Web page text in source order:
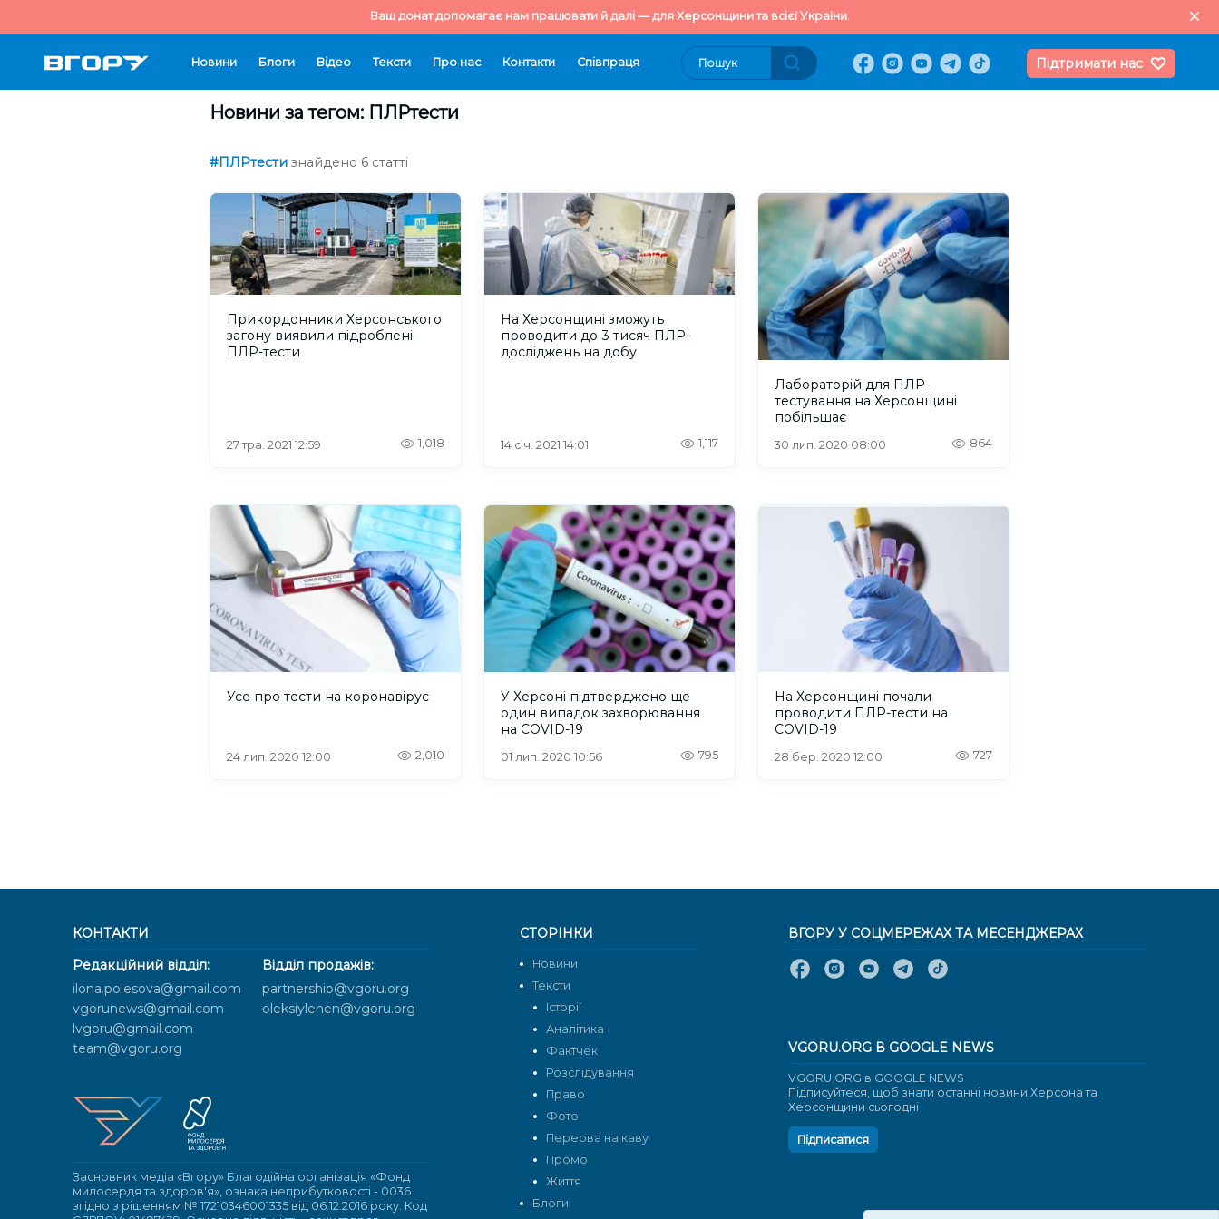
Ваш донат допомагає нам працювати й далі — для Херсонщини та всієї України.
Новини Блоги Відео Тексти Про нас Контакти Cпівпраця Підтримати нас
Новини за тегом: ПЛРтести
#ПЛРтести знайдено 6 статті
Прикордонники Херсонського
загону виявили підроблені
ПЛР-тести
27 тра. 2021 12:59 1,018
На Херсонщині зможуть
проводити до 3 тисяч ПЛР-
досліджень на добу
14 січ. 2021 14:01 1,117
Лабораторій для ПЛР-
тестування на Херсонщині
побільшає
30 лип. 2020 08:00 864
Усе про тести на коронавірус
24 лип. 2020 12:00 2,010
У Херсоні підтверджено ще
один випадок захворювання
на COVID-19
01 лип. 2020 10:56 795
На Херсонщині почали
проводити ПЛР-тести на
COVID-19
28 бер. 2020 12:00 727
КОНТАКТИ
Редакційний відділ:
ilona.polesova@gmail.com
vgorunews@gmail.com
lvgoru@gmail.com
team@vgoru.org
Відділ продажів:
partnership@vgoru.org
oleksiylehen@vgoru.org
Засновник медіа «Вгору» Благодійна організація «Фонд
милосердя та здоров'я», ознака неприбутковості - 0036
згідно з рішенням № 17210346001335 від 06.12.2016 року. Код
СТОРІНКИ
Новини
Тексти
Історії
Аналітика
Фактчек
Розслідування
Право
Фото
Перерва на каву
Промо
Життя
Блоги
ВГОРУ У СОЦМЕРЕЖАХ ТА МЕСЕНДЖЕРАХ
VGORU.ORG В GOOGLE NEWS
VGORU.ORG в GOOGLE NEWS
Підписуйтеся, щоб знати останні новини Херсона та
Херсонщини сьогодні
Підписатися